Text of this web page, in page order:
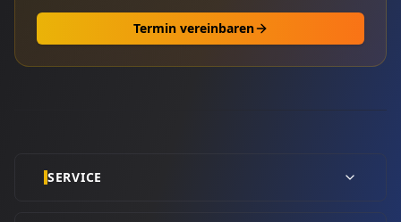
Termin vereinbaren
SERVICE